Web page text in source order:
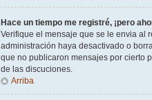
Hace un tiempo me registré, ¡pero
Verifique el mensaje que se le envia al
administración haya desactivado o
que no publicaron mensajes por cierto
de las discuciones.
Arriba